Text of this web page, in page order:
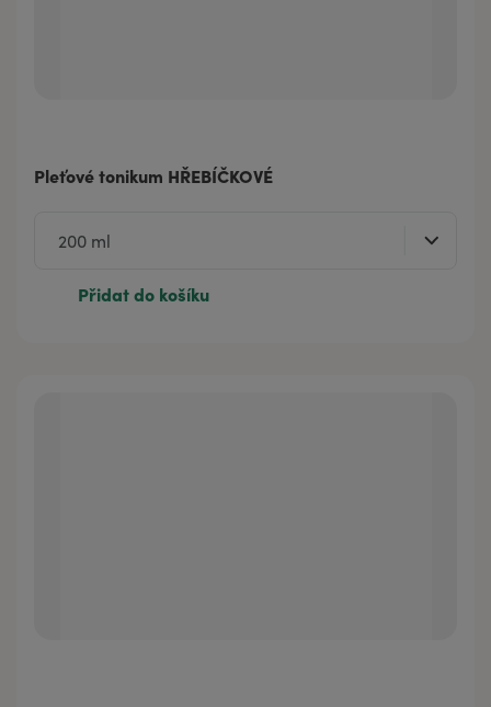
Pleťové tonikum HŘEBÍČKOVÉ
Přidat do košíku